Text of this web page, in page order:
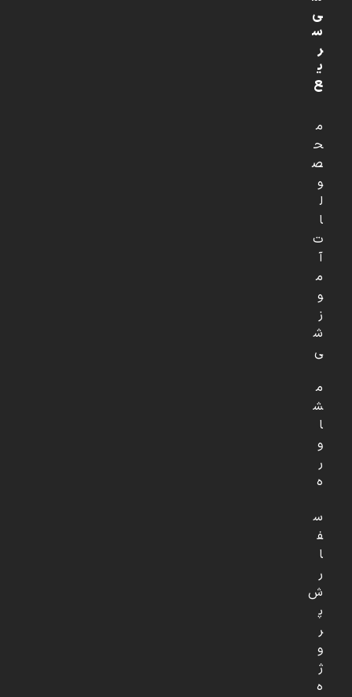
ی
س
ر
ی
ع
م
ح
ص
و
ل
ا
ت
آ
م
و
ز
ش
ی
م
ش
ا
و
ر
ه
س
ف
ا
ر
ش
پ
ر
و
ژ
ه